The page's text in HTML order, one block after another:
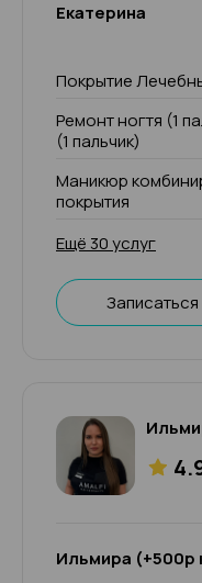
Екатерина
Покрытие
Ремонт ногтя (1
(1 пальчик)
Маникюр
покрытия
Ещё 30 услуг
Записаться
Ильмира (+500р